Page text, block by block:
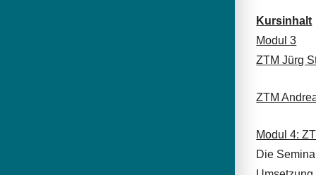
Kursinhalt
Modul 3
ZTM Jürg
ZTM
Modul 4:
Die